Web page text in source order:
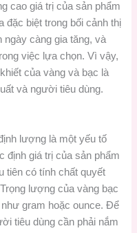
cao giá trị của sản phẩm
đặc biệt trong bối cảnh thị
càng gia tăng, và
việc lựa chọn. Vì vậy,
của vàng và bạc là
và người tiêu dùng.
lượng là một yếu tố
định giá trị của sản phẩm
tiên có tính chất quyết
lượng của vàng bạc
gram hoặc ounce. Để
tiêu dùng cần phải nắm